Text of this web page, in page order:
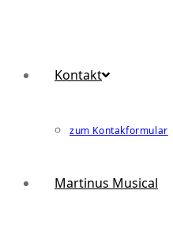
Kontakt
zum Kontakformular
Martinus Musical